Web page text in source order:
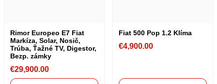
Rimor Europeo E7 Fiat
Markíza, Solar, Nosič,
Trúba, Ťažné TV, Digestor,
Bezp. zámky
€29,900.00
Fiat 500 Pop 1.2 Klíma
€4,900.00